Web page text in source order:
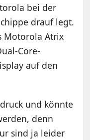
bei der
drauf legt.
Motorola Atrix
Core-
auf den
und könnte
denn
sind ja leider